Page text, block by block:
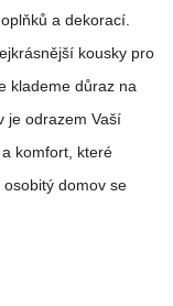
a dekorací.
kousky pro
klademe důraz na
je odrazem Vaší
komfort, které
domov se